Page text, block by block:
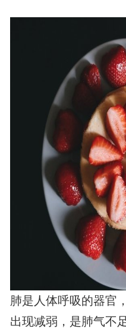
肺是人体呼吸的器官
出现减弱，是肺气不